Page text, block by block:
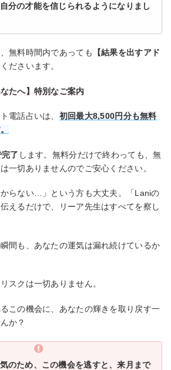
分の才能を信じられるようになりまし
無料時間内であっても
【結果を出すアド
ださいます。
たへ】特別なご案内
電話占いは、 初回最大8,500円分も無料
了 します。無料分だけで終わっても、無
一切ありませんのでご安心ください。
からない…」という方も大丈夫。「Laniの
えるだけで、リーア先生はすべてを察し
間も、あなたの運気は漏れ続けているか
スクは一切ありません。
この機会に、あなたの輝きを取り戻す一
か？
のため、この機会を逃すと、来月まで